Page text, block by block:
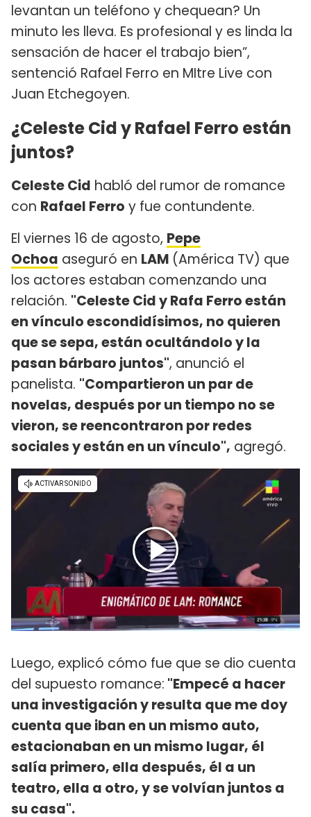
levantan un teléfono y chequean? Un
minuto les lleva. Es profesional y es linda la
sensación de hacer el trabajo bien”,
sentenció Rafael Ferro en MItre Live con
Juan Etchegoyen.
¿Celeste Cid y Rafael Ferro están
juntos?
Celeste Cid habló del rumor de romance
con Rafael Ferro y fue contundente.
El viernes 16 de agosto, Pepe
Ochoa aseguró en LAM (América TV) que
los actores estaban comenzando una
relación. "Celeste Cid y Rafa Ferro están
en vínculo escondidísimos, no quieren
que se sepa, están ocultándolo y la
pasan bárbaro juntos", anunció el
panelista. "Compartieron un par de
novelas, después por un tiempo no se
vieron, se reencontraron por redes
sociales y están en un vínculo", agregó.
Luego, explicó cómo fue que se dio cuenta
del supuesto romance: "Empecé a hacer
una investigación y resulta que me doy
cuenta que iban en un mismo auto,
estacionaban en un mismo lugar, él
salía primero, ella después, él a un
teatro, ella a otro, y se volvían juntos a
su casa".